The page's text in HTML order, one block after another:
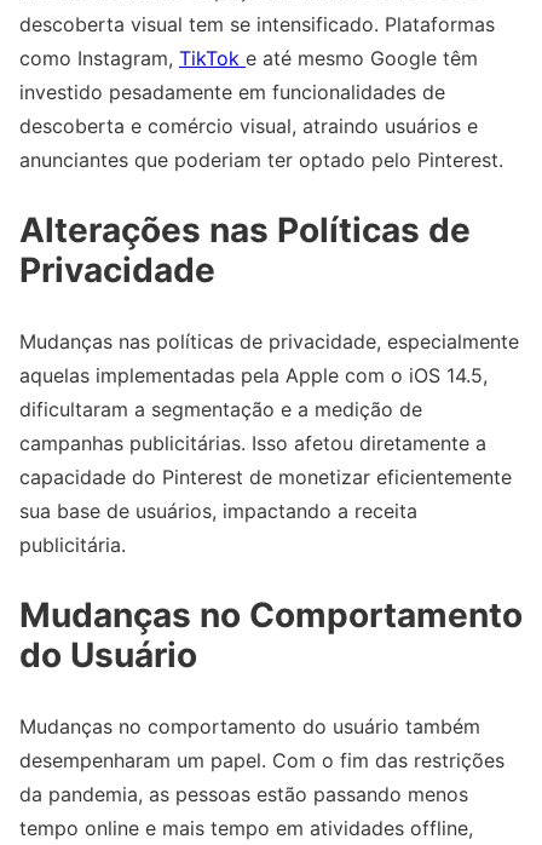
descoberta visual tem se intensificado. Plataformas
como Instagram, TikTok e até mesmo Google têm
investido pesadamente em funcionalidades de
descoberta e comércio visual, atraindo usuários e
anunciantes que poderiam ter optado pelo Pinterest.
Alterações nas Políticas de
Privacidade
Mudanças nas políticas de privacidade, especialmente
aquelas implementadas pela Apple com o iOS 14.5,
dificultaram a segmentação e a medição de
campanhas publicitárias. Isso afetou diretamente a
capacidade do Pinterest de monetizar eficientemente
sua base de usuários, impactando a receita
publicitária.
Mudanças no Comportamento
do Usuário
Mudanças no comportamento do usuário também
desempenharam um papel. Com o fim das restrições
da pandemia, as pessoas estão passando menos
tempo online e mais tempo em atividades offline,